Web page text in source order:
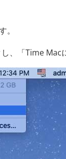
、「Time Mac